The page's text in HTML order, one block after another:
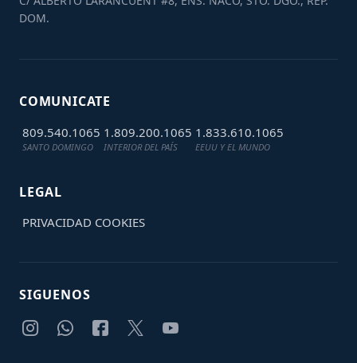
DOM.
COMUNICATE
809.540.1065
SANTO DOMINGO
1.809.200.1065
INTERIOR DEL PAÍS
1.833.610.1065
EEUU Y EL MUNDO
LEGAL
PRIVACIDAD COOKIES
SIGUENOS